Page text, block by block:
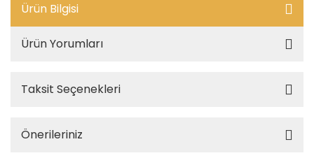
Ürün Bilgisi
Ürün Yorumları
Taksit Seçenekleri
Önerileriniz